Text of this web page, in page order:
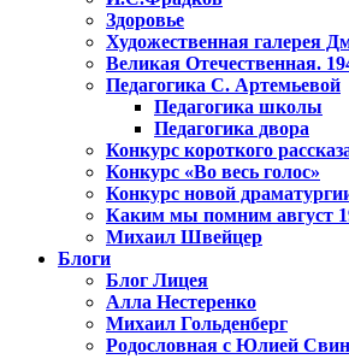
Здоровье
Художественная галерея
Великая Отечественная.
Педагогика С. Артемьевой
Педагогика школы
Педагогика двора
Конкурс короткого
Конкурс «Во весь голос»
Конкурс новой
Каким мы помним август
Михаил Швейцер
Блоги
Блог Лицея
Алла Нестеренко
Михаил Гольденберг
Родословная с Юлией